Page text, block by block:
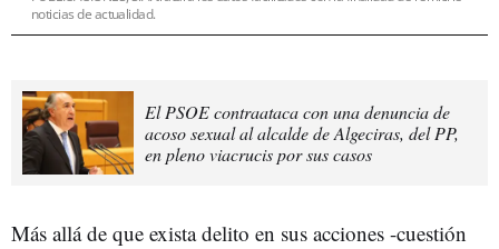
noticias de actualidad.
El PSOE contraataca con una denuncia de
acoso sexual al alcalde de Algeciras, del PP,
en pleno viacrucis por sus casos
Más allá de que exista delito en sus acciones -cuestión